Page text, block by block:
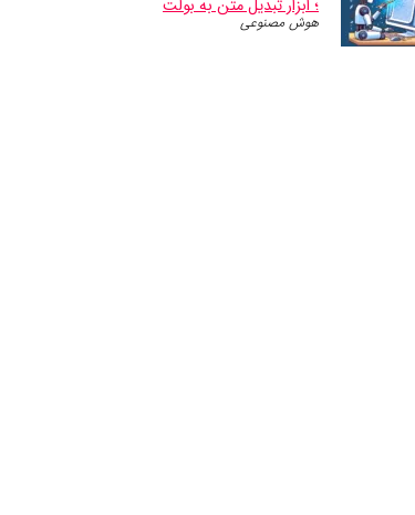
؛ ابزار تبدیل متن به بولت
هوش مصنوعی